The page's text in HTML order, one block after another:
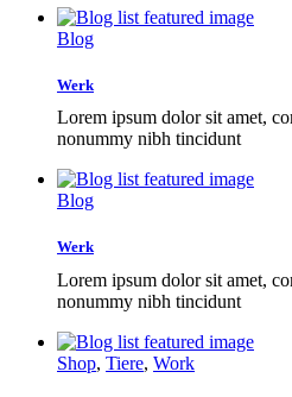
Blog
Werk
Lorem ipsum dolor sit amet,
nonummy nibh tincidunt
Blog
Werk
Lorem ipsum dolor sit amet,
nonummy nibh tincidunt
Shop, Tiere, Work